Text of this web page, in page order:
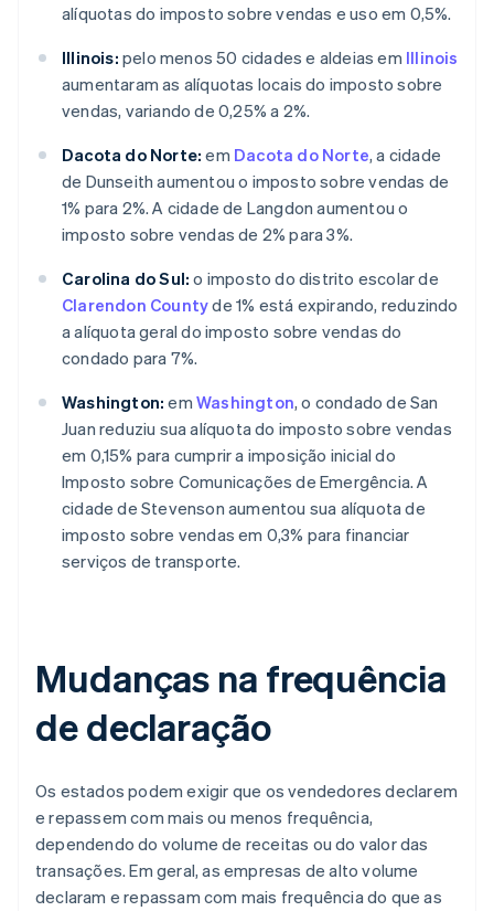
alíquotas do imposto sobre vendas e uso em 0,5%.
Illinois: pelo menos 50 cidades e aldeias em Illinois
aumentaram as alíquotas locais do imposto sobre
vendas, variando de 0,25% a 2%.
Dacota do Norte: em Dacota do Norte, a cidade
de Dunseith aumentou o imposto sobre vendas de
1% para 2%. A cidade de Langdon aumentou o
imposto sobre vendas de 2% para 3%.
Carolina do Sul: o imposto do distrito escolar de
Clarendon Countyde 1% está expirando, reduzindo
a alíquota geral do imposto sobre vendas do
condado para 7%.
Washington: emWashington, o condado de San
Juan reduziu sua alíquota do imposto sobre vendas
em 0,15% para cumprir a imposição inicial do
Imposto sobre Comunicações de Emergência. A
cidade de Stevenson aumentou sua alíquota de
imposto sobre vendas em 0,3% para financiar
serviços de transporte.
Mudanças na frequência
de declaração
Os estados podem exigir que os vendedores declarem
e repassem com mais ou menos frequência,
dependendo do volume de receitas ou do valor das
transações. Em geral, as empresas de alto volume
declaram e repassam com mais frequência do que as